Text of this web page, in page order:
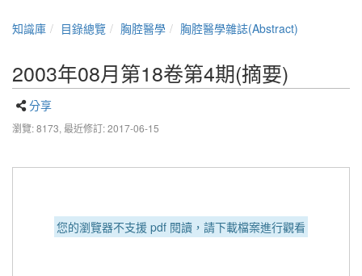
知識庫 目錄總覽 胸腔醫學 胸腔醫學雜誌(Abstract)
2003年08月第18卷第4期(摘要)
分享
瀏覽: 8173, 最近修訂: 2017-06-15
您的瀏覽器不支援 pdf 閱讀，請下載檔案進行觀看